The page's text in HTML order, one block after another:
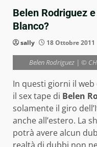
Belen Rodriguez
Blanco?
sally 18 Ottobre 2011
Belen Rodriguez | ©
In questi giorni il
il sex tape di Belen
solamente il giro
anche all’estero. La
potrà avere alcun